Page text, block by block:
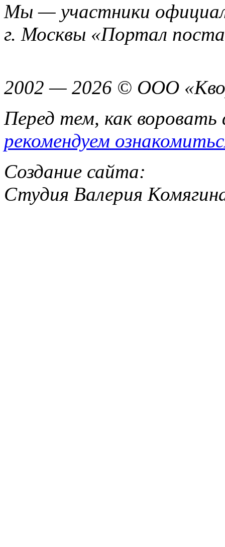
Мы — участники
г. Москвы «Портал
2002 — 2026 © ООО
Перед тем, как
рекомендуем
Создание сайта:
Студия Валерия